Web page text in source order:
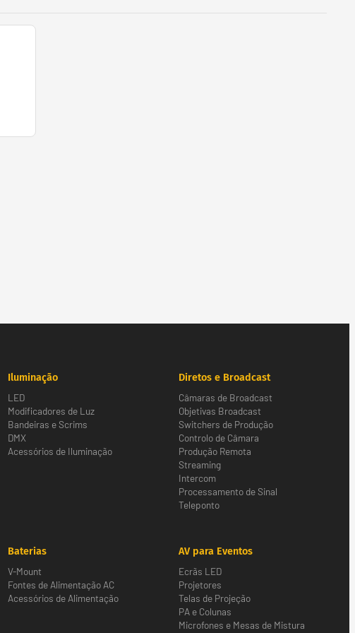
Iluminação
LED
Modificadores de Luz
Bandeiras e Scrims
DMX
Acessórios de Iluminação
Diretos e Broadcast
Câmaras de Broadcast
Objetivas Broadcast
Switchers de Produção
Controlo de Câmara
Produção Remota
Streaming
Intercom
Processamento de Sinal
Teleponto
Baterias
V-Mount
Fontes de Alimentação AC
Acessórios de Alimentação
AV para Eventos
Ecrãs LED
Projetores
Telas de Projeção
PA e Colunas
Microfones e Mesas de Mistura